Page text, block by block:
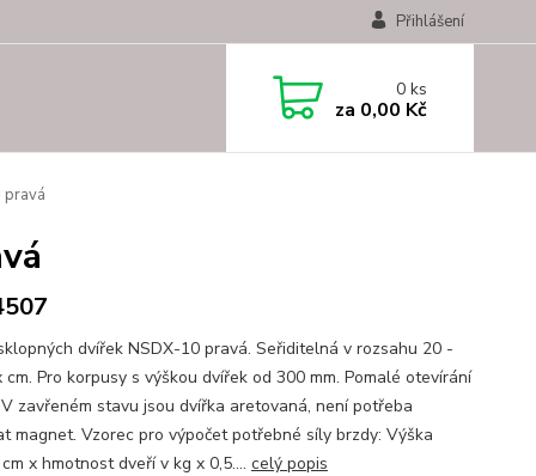
Přihlášení
0ks
za 0,00 Kč
pravá
dvířek NSDX-10 pravá. Seřiditelná v rozsahu 20 -
cm. Pro korpusy s výškou dvířek od 300 mm. Pomalé otevírání
zavřeném stavu jsou dvířka aretovaná, není potřeba
magnet. Vzorec pro výpočet potřebné síly brzdy: Výška
x hmotnost dveří v kg x 0,5.... celý popis